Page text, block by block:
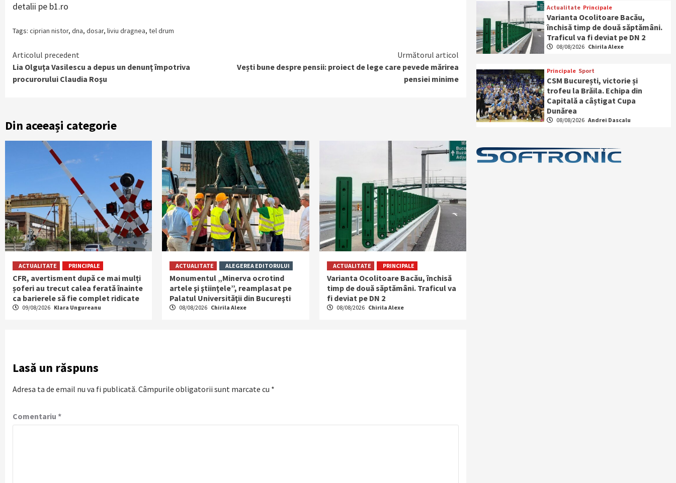
detalii pe b1.ro
Tags: ciprian nistor, dna, dosar, liviu dragnea, tel drum
Continue
Reading
Articolul precedent
Lia Olguţa Vasilescu a depus un denunţ împotriva
procurorului Claudia Roşu
Următorul articol
Vești bune despre pensii: proiect de lege care pevede mărirea
pensiei minime
Din aceeași categorie
ACTUALITATE PRINCIPALE
CFR, avertisment după ce mai mulți
șoferi au trecut calea ferată înainte
ca barierele să fie complet ridicate
09/08/2026 Klara Ungureanu
ACTUALITATE ALEGEREA EDITORULUI
Monumentul „Minerva ocrotind
artele şi ştiinţele”, reamplasat pe
Palatul Universităţii din Bucureşti
08/08/2026 Chirila Alexe
ACTUALITATE PRINCIPALE
Varianta Ocolitoare Bacău, închisă
timp de două săptămâni. Traficul va
fi deviat pe DN 2
08/08/2026 Chirila Alexe
Lasă un răspuns
Adresa ta de email nu va fi publicată. Câmpurile obligatorii sunt marcate cu *
Comentariu *
Actualitate Principale
Varianta Ocolitoare Bacău,
închisă timp de două săptămâni.
Traficul va fi deviat pe DN 2
08/08/2026 Chirila Alexe
Principale Sport
CSM București, victorie și
trofeu la Brăila. Echipa din
Capitală a câștigat Cupa
Dunărea
08/08/2026 Andrei Dascalu